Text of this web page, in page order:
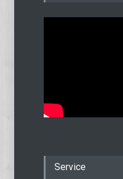
Service